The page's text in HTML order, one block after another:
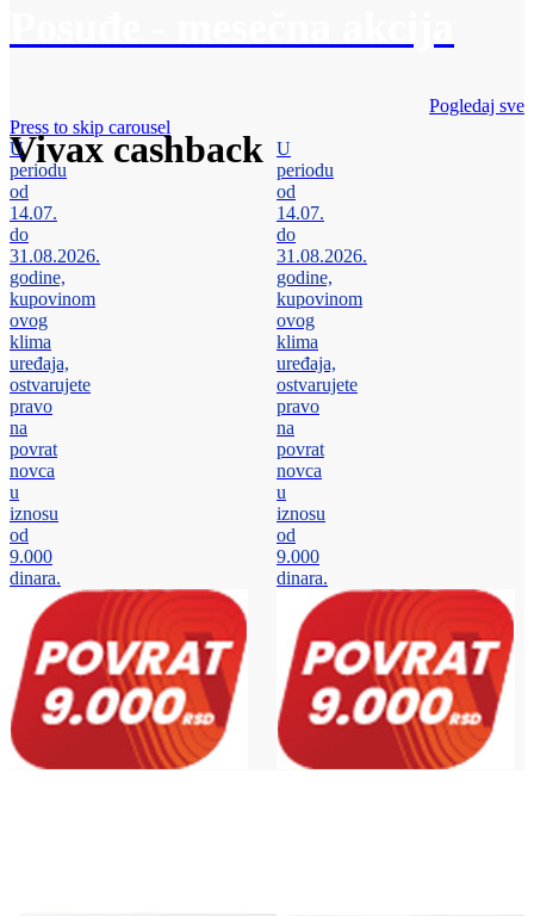
Vivax cashback
Pogledaj sve
Press to skip carousel
U
periodu
od
14.07.
do
31.08.2026.
godine,
kupovinom
ovog
klima
uređaja,
ostvarujete
pravo
na
povrat
novca
u
iznosu
od
9.000
dinara.
U
periodu
od
14.07.
do
31.08.2026.
godine,
kupovinom
ovog
klima
uređaja,
ostvarujete
pravo
na
povrat
novca
u
iznosu
od
9.000
dinara.